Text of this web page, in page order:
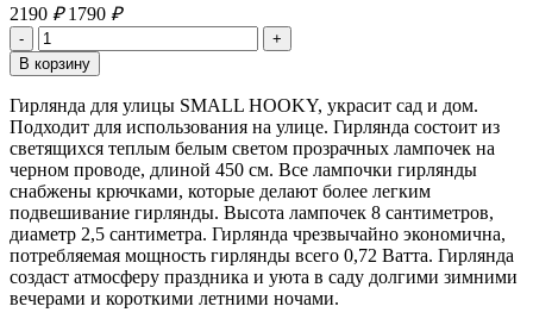
2190 ₽ 1790 ₽
Гирлянда для улицы SMALL HOOKY, украсит сад и дом.
Подходит для использования на улице. Гирлянда состоит из
светящихся теплым белым светом прозрачных лампочек на
черном проводе, длиной 450 см. Все лампочки гирлянды
снабжены крючками, которые делают более легким
подвешивание гирлянды. Высота лампочек 8 сантиметров,
диаметр 2,5 сантиметра. Гирлянда чрезвычайно экономична,
потребляемая мощность гирлянды всего 0,72 Ватта. Гирлянда
создаст атмосферу праздника и уюта в саду долгими зимними
вечерами и короткими летними ночами.